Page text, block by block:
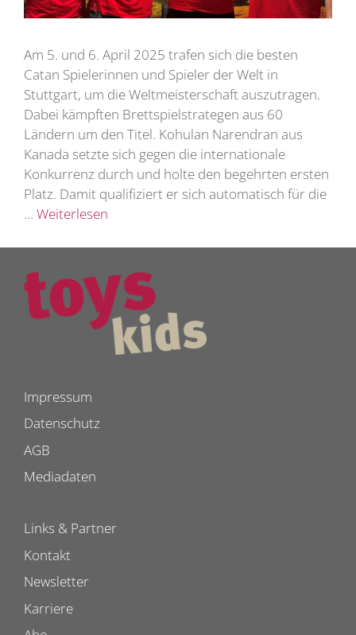
Am 5. und 6. April 2025 trafen sich die besten
Catan Spielerinnen und Spieler der Welt in
Stuttgart, um die Weltmeisterschaft auszutragen.
Dabei kämpften Brettspielstrategen aus 60
Ländern um den Titel. Kohulan Narendran aus
Kanada setzte sich gegen die internationale
Konkurrenz durch und holte den begehrten ersten
Platz. Damit qualifiziert er sich automatisch für die
… Weiterlesen
Impressum
Datenschutz
AGB
Mediadaten
Links & Partner
Kontakt
Newsletter
Karriere